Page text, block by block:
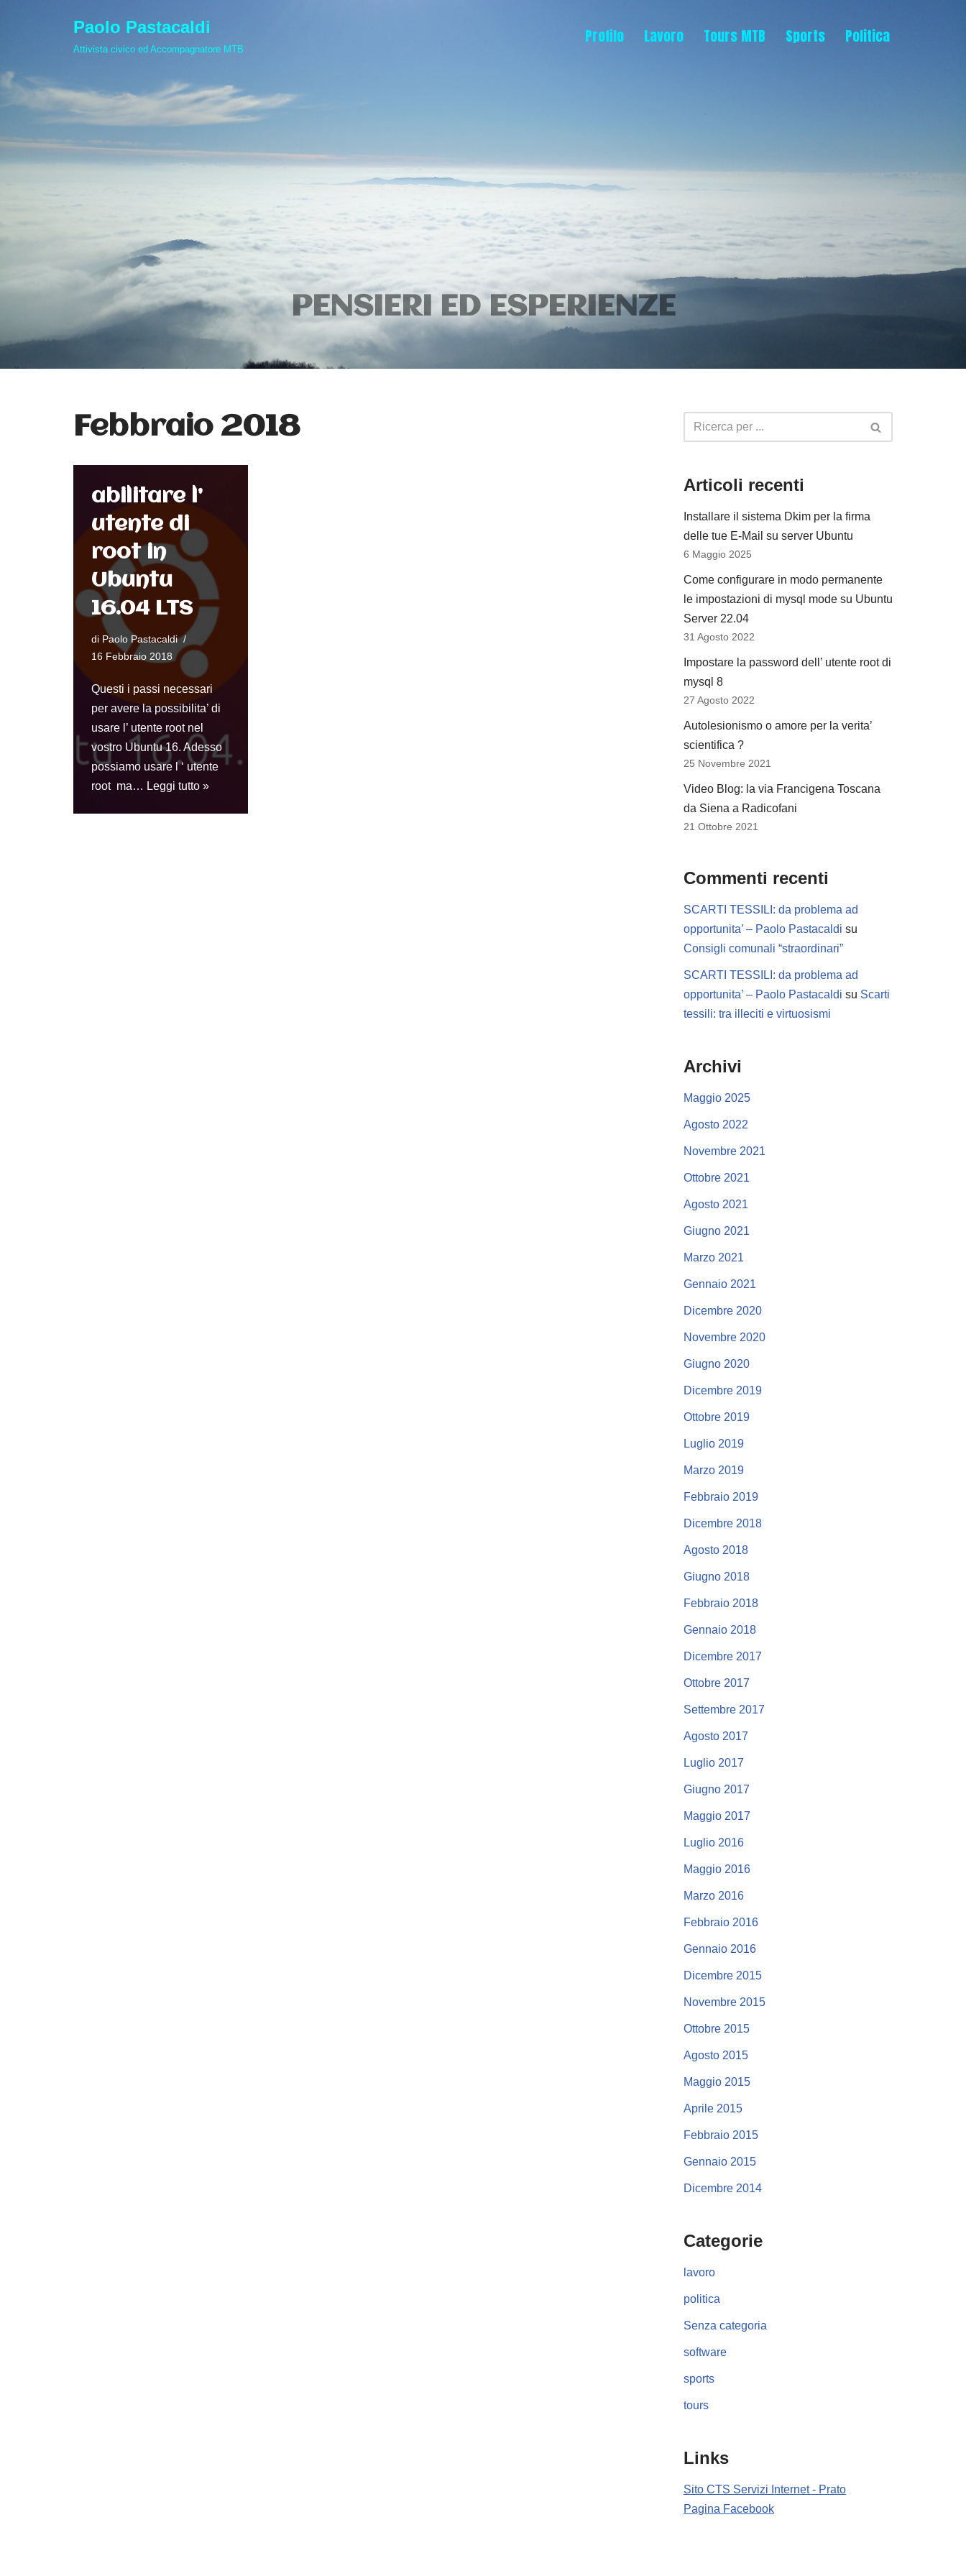
contenuto
Paolo Pastacaldi
Attivista civico ed Accompagnatore MTB
Profilo Lavoro Tours MTB Sports Politica
PENSIERI ED ESPERIENZE
Febbraio 2018
abilitare l’
utente di
root in
Ubuntu
16.04 LTS
di Paolo Pastacaldi
16 Febbraio 2018
Questi i passi necessari
per avere la possibilita’ di
usare l’ utente root nel
vostro Ubuntu 16. Adesso
possiamo usare l ‘ utente
root ma… Leggi tutto »
Articoli recenti
Installare il sistema Dkim per la firma
delle tue E-Mail su server Ubuntu
6 Maggio 2025
Come configurare in modo permanente
le impostazioni di mysql mode su Ubuntu
Server 22.04
31 Agosto 2022
Impostare la password dell’ utente root di
mysql 8
27 Agosto 2022
Autolesionismo o amore per la verita’
scientifica ?
25 Novembre 2021
Video Blog: la via Francigena Toscana
da Siena a Radicofani
21 Ottobre 2021
Commenti recenti
SCARTI TESSILI: da problema ad
opportunita’ – Paolo Pastacaldi su
Consigli comunali “straordinari”
SCARTI TESSILI: da problema ad
opportunita’ – Paolo Pastacaldi su Scarti
tessili: tra illeciti e virtuosismi
Archivi
Maggio 2025
Agosto 2022
Novembre 2021
Ottobre 2021
Agosto 2021
Giugno 2021
Marzo 2021
Gennaio 2021
Dicembre 2020
Novembre 2020
Giugno 2020
Dicembre 2019
Ottobre 2019
Luglio 2019
Marzo 2019
Febbraio 2019
Dicembre 2018
Agosto 2018
Giugno 2018
Febbraio 2018
Gennaio 2018
Dicembre 2017
Ottobre 2017
Settembre 2017
Agosto 2017
Luglio 2017
Giugno 2017
Maggio 2017
Luglio 2016
Maggio 2016
Marzo 2016
Febbraio 2016
Gennaio 2016
Dicembre 2015
Novembre 2015
Ottobre 2015
Agosto 2015
Maggio 2015
Aprile 2015
Febbraio 2015
Gennaio 2015
Dicembre 2014
Categorie
lavoro
politica
Senza categoria
software
sports
tours
Links
Sito CTS Servizi Internet - Prato
Pagina Facebook